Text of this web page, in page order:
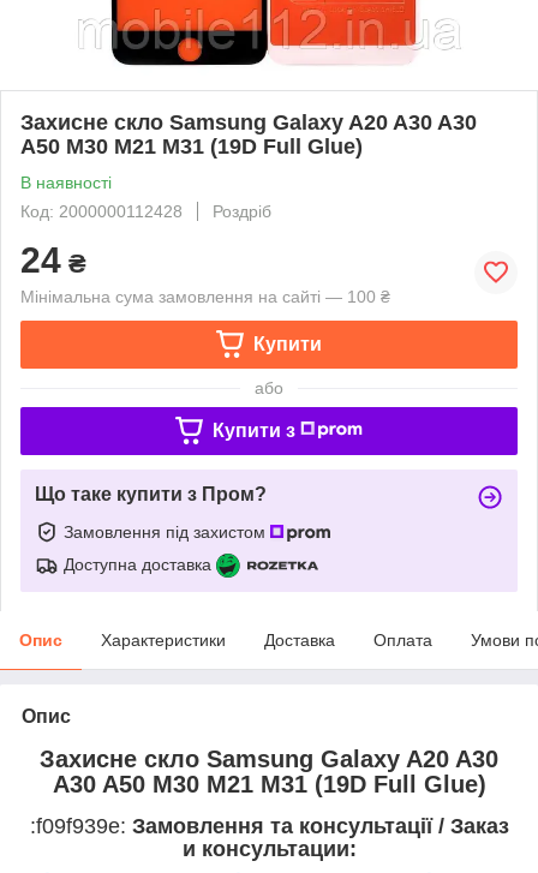
Захисне скло Samsung Galaxy A20 A30 A30
A50 M30 M21 M31 (19D Full Glue)
В наявності
Код: 2000000112428
Роздріб
24 ₴
Мінімальна сума замовлення на сайті — 100 ₴
Купити
або
Купити з
Що таке купити з Пром?
Замовлення під захистом
Доступна доставка
Опис Характеристики Доставка Оплата Умови
Опис
Захисне скло Samsung Galaxy A20 A30
A30 A50 M30 M21 M31 (19D Full Glue)
:f09f939e: Замовлення та консультації / Заказ
и консультации: